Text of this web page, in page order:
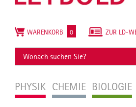
PHYSIK CHEMIE BIOLOGIE
ZUR LD-
WARENKORB 0